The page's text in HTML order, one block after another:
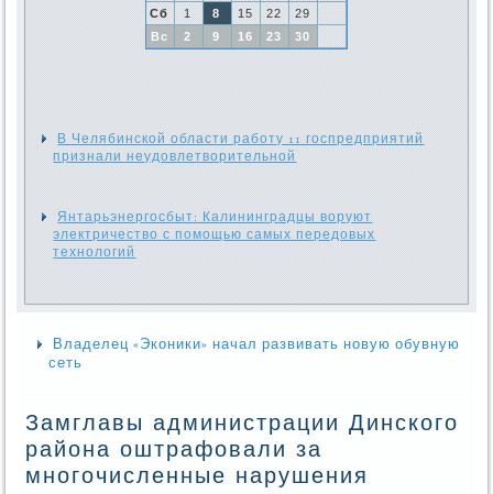
Сб
1 8 15 22
29
Вс
2 9 16 23 30
В Челябинской области работу 11 госпредприятий
признали неудовлетворительной
Янтарьэнергосбыт: Калининградцы воруют
электричество с помощью самых передовых
технологий
Владелец «Эконики» начал развивать новую обувную
сеть
Замглавы администрации Динского
района оштрафовали за
многочисленные нарушения